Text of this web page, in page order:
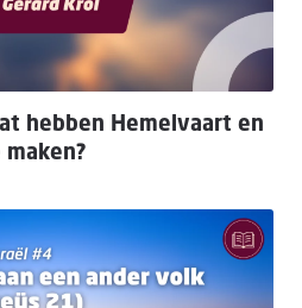
hebben Hemelvaart en